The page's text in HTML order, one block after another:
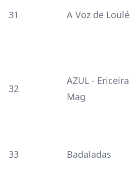
31 A Voz de Loulé
32
AZUL - Ericeira
Mag
33 Badaladas